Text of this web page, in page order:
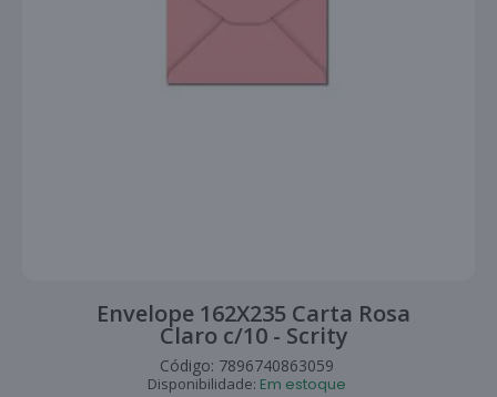
Envelope 162X235 Carta Rosa
Claro c/10 - Scrity
Código: 7896740863059
Disponibilidade: Em estoque